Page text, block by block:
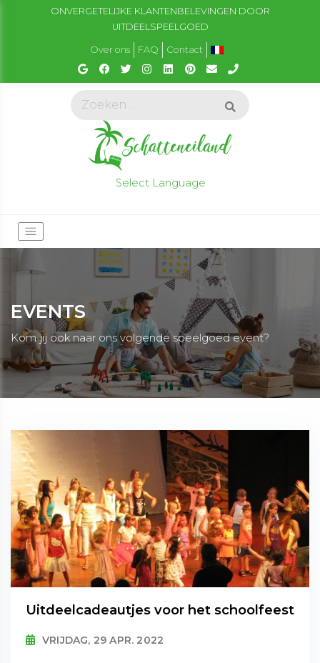
ONVERGETELIJKE KLANTENBELEVINGEN DOOR
UITDEELSPEELGOED
Over ons FAQ Contact
Select Language
EVENTS
Kom jij ook naar ons volgende speelgoed event?
Uitdeelcadeautjes voor het schoolfeest
VRIJDAG, 29 APR. 2022